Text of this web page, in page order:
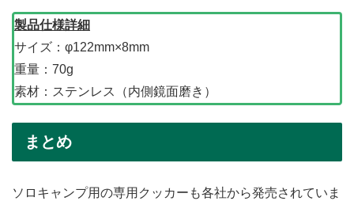
製品仕様詳細
サイズ：φ122mm×8mm
重量：70g
素材：ステンレス（内側鏡面磨き）
まとめ
ソロキャンプ用の専用クッカーも各社から発売されていま